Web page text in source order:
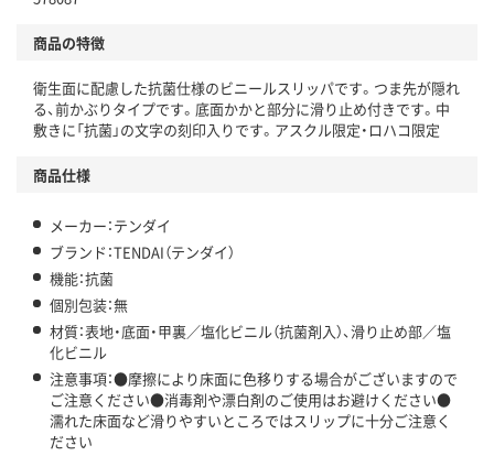
この商品の環境配慮ポイントです。下記商品詳細「
アスクル商品環境スコア詳細／加点項目
」で確認できます。
商品の特徴
衛生面に配慮した抗菌仕様のビニールスリッパです。つま先が隠れ
る、前かぶりタイプです。底面かかと部分に滑り止め付きです。中
敷きに「抗菌」の文字の刻印入りです。アスクル限定・ロハコ限定
商品仕様
メーカー：テンダイ
ブランド：TENDAI（テンダイ）
機能：抗菌
個別包装：無
材質：表地・底面・甲裏／塩化ビニル（抗菌剤入）、滑り止め部／塩
化ビニル
注意事項：●摩擦により床面に色移りする場合がございますので
ご注意ください●消毒剤や漂白剤のご使用はお避けください●
濡れた床面など滑りやすいところではスリップに十分ご注意く
ださい